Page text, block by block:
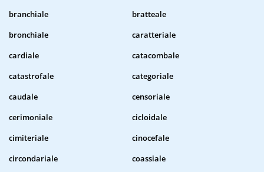
branchiale
bratteale
bronchiale
caratteriale
cardiale
catacombale
catastrofale
categoriale
caudale
censoriale
cerimoniale
cicloidale
cimiteriale
cinocefale
circondariale
coassiale